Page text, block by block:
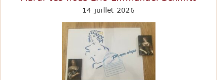
14 juillet 2026